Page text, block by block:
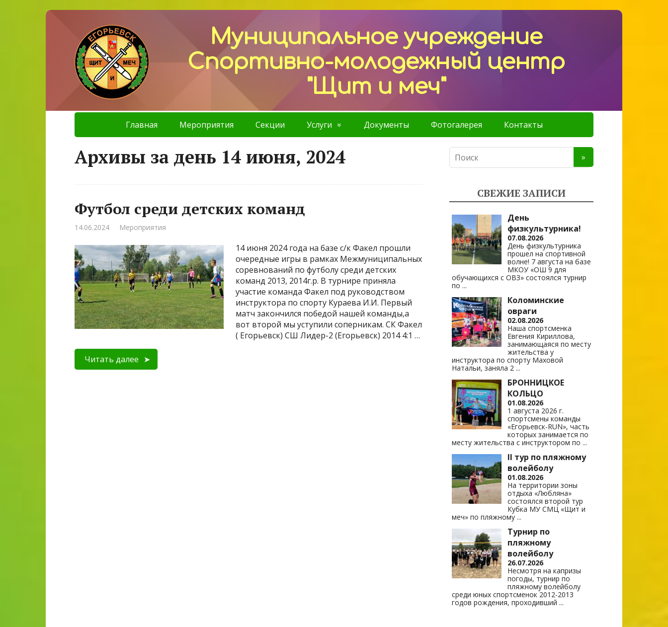
Муниципальное учреждение
Спортивно-молодежный центр
"Щит и меч"
Главная Мероприятия Секции Услуги Документы Фотогалерея Контакты
Архивы за день 14 июня, 2024
Футбол среди детских команд
14.06.2024 Мероприятия
14 июня 2024 года на базе с/к Факел прошли
очередные игры в рамках Межмуниципальных
соревнований по футболу среди детских
команд 2013, 2014г.р. В турнире приняла
участие команда Факел под руководством
инструктора по спорту Кураева И.И. Первый
матч закончился победой нашей команды,а
вот второй мы уступили соперникам. СК Факел
( Егорьевск) СШ Лидер-2 (Егорьевск) 2014 4:1 …
Читать далее
СВЕЖИЕ ЗАПИСИ
День
физкультурника!
07.08.2026
День физкультурника
прошел на спортивной
волне! 7 августа на базе
МКОУ «ОШ 9 для
обучающихся с ОВЗ» состоялся турнир
по...
Коломинские
овраги
02.08.2026
Наша спортсменка
Евгения Кириллова,
занимающаяся по месту
жительства у
инструктора по спорту Маховой
Натальи, заняла 2 ...
БРОННИЦКОЕ
КОЛЬЦО
01.08.2026
1 августа 2026 г.
спортсмены команды
«Егорьевск-RUN», часть
которых занимается по
месту жительства с инструктором по ...
II тур по пляжному
волейболу
01.08.2026
На территории зоны
отдыха «Любляна»
состоялся второй тур
Кубка МУ СМЦ «Щит и
меч» по пляжному ...
Турнир по
пляжному
волейболу
26.07.2026
Несмотря на капризы
погоды, турнир по
пляжному волейболу
среди юных спортсменок 2012-2013
годов рождения, проходивший ...